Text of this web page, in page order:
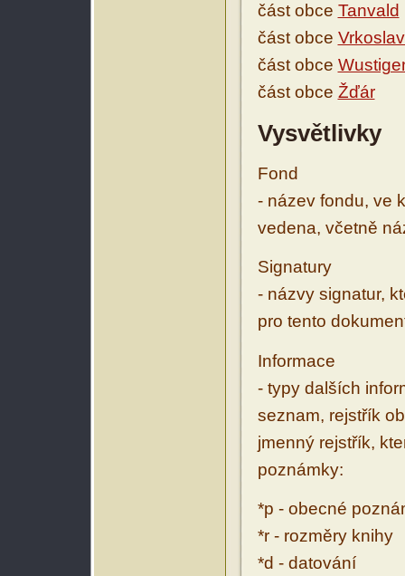
část obce Tanvald
část obce
část obce
část obce Žďár
Vysvětlivky
Fond
- název fondu, ve
vedena, včetně
Signatury
- názvy signatur,
pro tento
Informace
- typy dalších
seznam, rejstřík
jmenný rejstřík,
poznámky:
*p - obecné
*r - rozměry knihy
*d - datování